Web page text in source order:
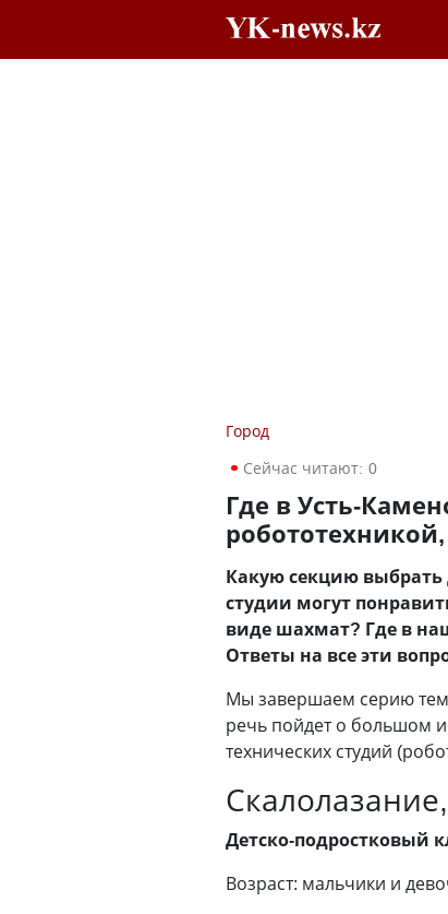
Город
Сейчас читают: 0
Где в Усть-
Какую секцию выбрать
студии могут
виде шахмат? Где в
Ответы на все эти
Мы завершаем серию
речь пойдет о большом
технических студий
Детско-подростковый
Возраст: мальчики и